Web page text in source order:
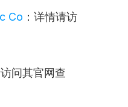
Co ：详情请访
访问其官网查